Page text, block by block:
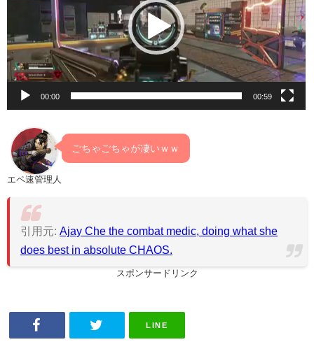
ヤ
ー
00:00 00:59
エペ速管理人
ごちゃごちゃが凄いｗｗ
引用元: Ajay Che the combat medic, doing what she
does best in absolute CHAOS.
スポンサードリンク
LINE